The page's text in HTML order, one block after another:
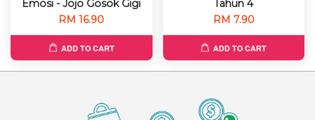
Emosi - Jojo Gosok Gigi
RM 16.90
ADD TO CART
Tahun 4
RM 7.90
ADD TO CART